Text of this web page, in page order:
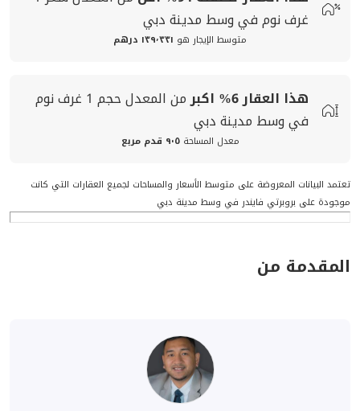
غرف نوم في وسط مدينة دبي
متوسط الإيجار هو ١٣٩٬٣٣١ درهم
هذا العقار6% اكبرمن المعدلحجم
1 غرف نوم
في وسط مدينة دبي
معدل المساحة ٩٠٥ قدم مربع
تعتمد البيانات المعروضة على متوسط الأسعار والمساحات لجميع العقارات التي كانت
موجودة على بروبرتي فايندر في وسط مدينة دبي
المقدمة من